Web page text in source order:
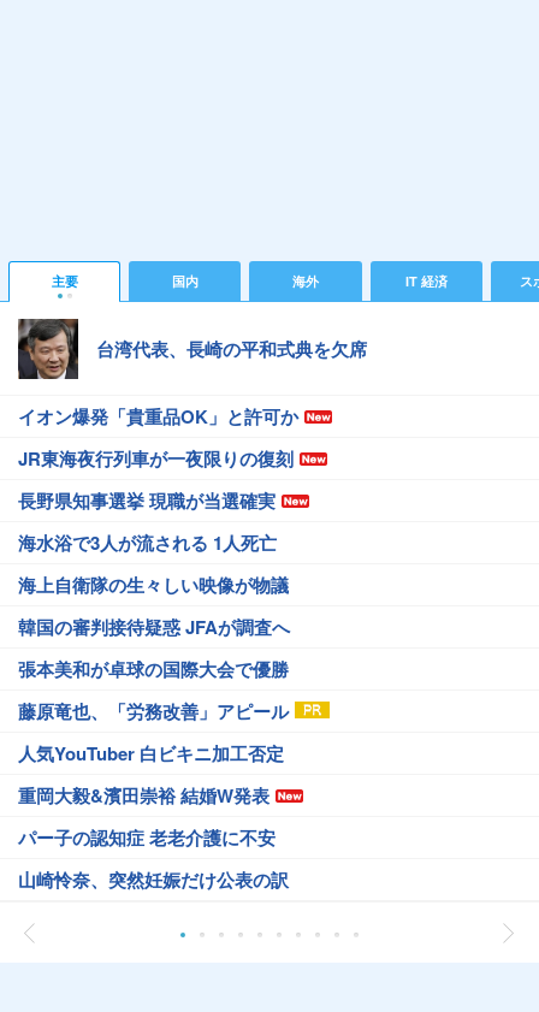
主要 国内 海外 IT 経済 ス
台湾代表、長崎の平和式典を欠席
イオン爆発「貴重品OK」と許可か
JR東海夜行列車が一夜限りの復刻
長野県知事選挙 現職が当選確実
海水浴で3人が流される 1人死亡
海上自衛隊の生々しい映像が物議
韓国の審判接待疑惑 JFAが調査へ
張本美和が卓球の国際大会で優勝
藤原竜也、「労務改善」アピール
人気YouTuber 白ビキニ加工否定
重岡大毅&濱田崇裕 結婚W発表
パー子の認知症 老老介護に不安
山崎怜奈、突然妊娠だけ公表の訳